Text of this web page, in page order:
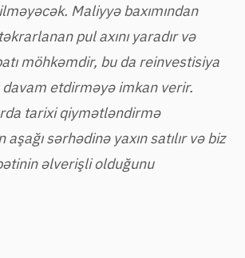
Maliyyə baxımından
pul axını yaradır və
möhkəmdir, bu da reinvestisiya
davam etdirməyə imkan verir.
tarixi qiymətləndirmə
sərhədinə yaxın satılır və biz
əlverişli olduğunu